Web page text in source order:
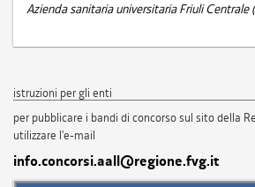
Azienda sanitaria universitaria Friuli Centrale
istruzioni per gli enti
per pubblicare i bandi di concorso sul sito della
utilizzare l'e-mail
info.concorsi.aall@regione.fvg.it